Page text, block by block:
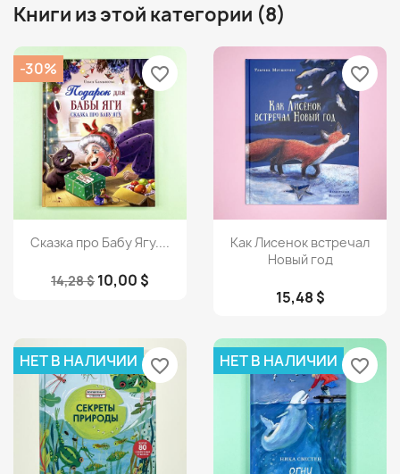
Книги из этой категории (8)
Просмотр
Сказка про Бабу Ягу....
14,28 $ 10,00 $
-30% favorite_border
Просмотр
Как Лисенок встречал
Новый год
15,48 $
favorite_border
НЕТ В НАЛИЧИИ favorite_border НЕТ В НАЛИЧИИ favorite_border